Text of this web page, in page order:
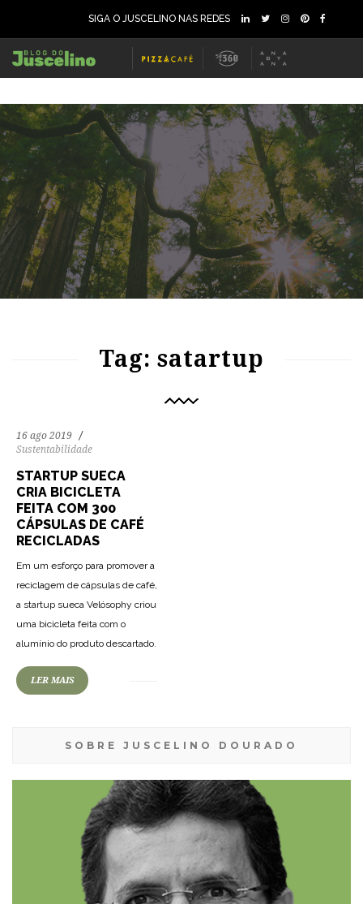
SIGA O JUSCELINO NAS REDES
Tag: satartup
16 ago 2019
Sustentabilidade
STARTUP SUECA
CRIA BICICLETA
FEITA COM 300
CÁPSULAS DE CAFÉ
RECICLADAS
Em um esforço para promover a
reciclagem de cápsulas de café,
a startup sueca Velósophy criou
uma bicicleta feita com o
alumínio do produto descartado.
LER MAIS
SOBRE JUSCELINO DOURADO